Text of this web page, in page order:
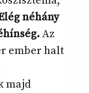
néhány
Az
ember halt
majd